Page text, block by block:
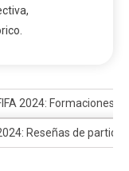
2024: Formaciones
Reseñas de